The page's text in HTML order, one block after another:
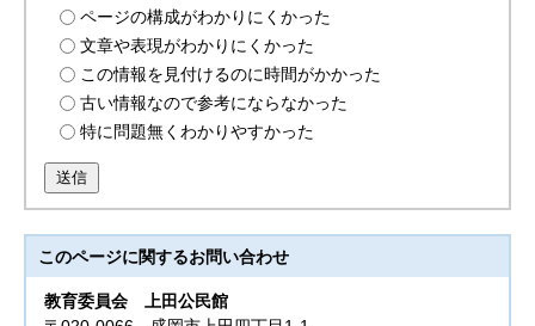
ページの構成がわかりにくかった
文章や表現がわかりにくかった
この情報を見付けるのに時間がかかった
古い情報なので参考にならなかった
特に問題無くわかりやすかった
送信
このページに関するお問い合わせ
教育委員会
上田公民館